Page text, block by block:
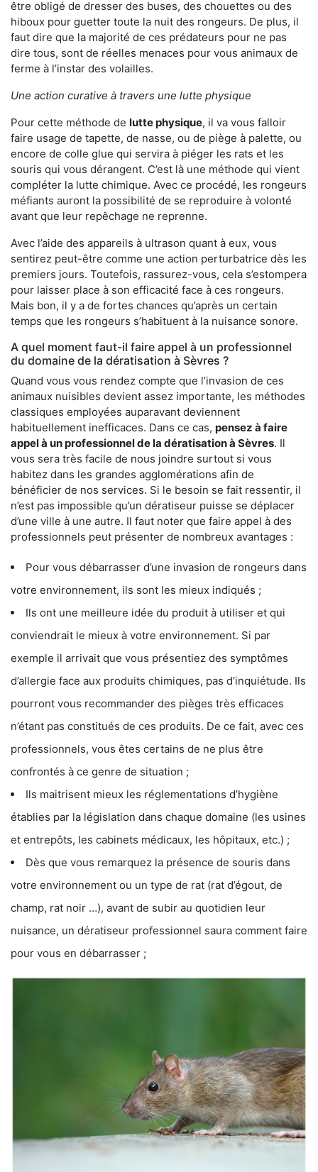
être obligé de dresser des buses, des chouettes ou des
hiboux pour guetter toute la nuit des rongeurs. De plus, il
faut dire que la majorité de ces prédateurs pour ne pas
dire tous, sont de réelles menaces pour vous animaux de
ferme à l’instar des volailles.
Une action curative à travers une lutte physique
Pour cette méthode de lutte physique, il va vous falloir
faire usage de tapette, de nasse, ou de piège à palette, ou
encore de colle glue qui servira à piéger les rats et les
souris qui vous dérangent. C’est là une méthode qui vient
compléter la lutte chimique. Avec ce procédé, les rongeurs
méfiants auront la possibilité de se reproduire à volonté
avant que leur repêchage ne reprenne.
Avec l’aide des appareils à ultrason quant à eux, vous
sentirez peut-être comme une action perturbatrice dès les
premiers jours. Toutefois, rassurez-vous, cela s’estompera
pour laisser place à son efficacité face à ces rongeurs.
Mais bon, il y a de fortes chances qu’après un certain
temps que les rongeurs s’habituent à la nuisance sonore.
A quel moment faut-il faire appel à un professionnel
du domaine de la dératisation à Sèvres ?
Quand vous vous rendez compte que l’invasion de ces
animaux nuisibles devient assez importante, les méthodes
classiques employées auparavant deviennent
habituellement inefficaces. Dans ce cas, pensez à faire
appel à un professionnel de la dératisation à Sèvres. Il
vous sera très facile de nous joindre surtout si vous
habitez dans les grandes agglomérations afin de
bénéficier de nos services. Si le besoin se fait ressentir, il
n’est pas impossible qu’un dératiseur puisse se déplacer
d’une ville à une autre. Il faut noter que faire appel à des
professionnels peut présenter de nombreux avantages :
Pour vous débarrasser d’une invasion de rongeurs dans
votre environnement, ils sont les mieux indiqués ;
Ils ont une meilleure idée du produit à utiliser et qui
conviendrait le mieux à votre environnement. Si par
exemple il arrivait que vous présentiez des symptômes
d’allergie face aux produits chimiques, pas d’inquiétude. Ils
pourront vous recommander des pièges très efficaces
n’étant pas constitués de ces produits. De ce fait, avec ces
professionnels, vous êtes certains de ne plus être
confrontés à ce genre de situation ;
Ils maitrisent mieux les réglementations d’hygiène
établies par la législation dans chaque domaine (les usines
et entrepôts, les cabinets médicaux, les hôpitaux, etc.) ;
Dès que vous remarquez la présence de souris dans
votre environnement ou un type de rat (rat d’égout, de
champ, rat noir …), avant de subir au quotidien leur
nuisance, un dératiseur professionnel saura comment faire
pour vous en débarrasser ;